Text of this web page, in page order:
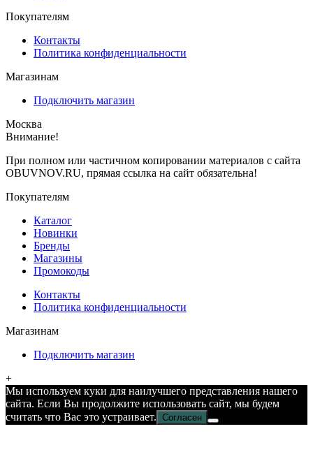
Покупателям
Контакты
Политика конфиденциальности
Магазинам
Подключить магазин
Москва
Внимание!
При полном или частичном копировании материалов с сайта
OBUVNOV.RU, прямая ссылка на сайт обязательна!
Покупателям
Каталог
Новинки
Бренды
Магазины
Промокоды
Контакты
Политика конфиденциальности
Магазинам
Подключить магазин
+
Мы используем куки для наилучшего представления нашего
сайта. Если Вы продолжите использовать сайт, мы будем
считать что Вас это устраивает. Согласен